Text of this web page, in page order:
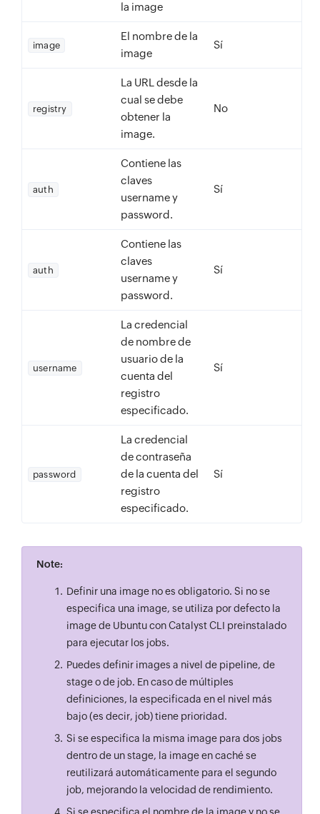
la image
image
El nombre de la
image
Sí
registry
La URL desde la
cual se debe
obtener la
image.
No
auth
Contiene las
claves
username y
password.
Sí
auth
Contiene las
claves
username y
password.
Sí
username
La credencial
de nombre de
usuario de la
cuenta del
registro
especificado.
Sí
password
La credencial
de contraseña
de la cuenta del
registro
especificado.
Sí
Note:
Definir una image no es obligatorio. Si no se
especifica una image, se utiliza por defecto la
image de Ubuntu con Catalyst CLI preinstalado
para ejecutar los jobs.
Puedes definir images a nivel de pipeline, de
stage o de job. En caso de múltiples
definiciones, la especificada en el nivel más
bajo (es decir, job) tiene prioridad.
Si se especifica la misma image para dos jobs
dentro de un stage, la image en caché se
reutilizará automáticamente para el segundo
job, mejorando la velocidad de rendimiento.